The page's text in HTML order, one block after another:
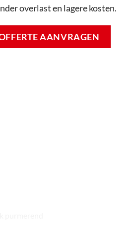
overlast en lagere kosten.
AANVRAGEN